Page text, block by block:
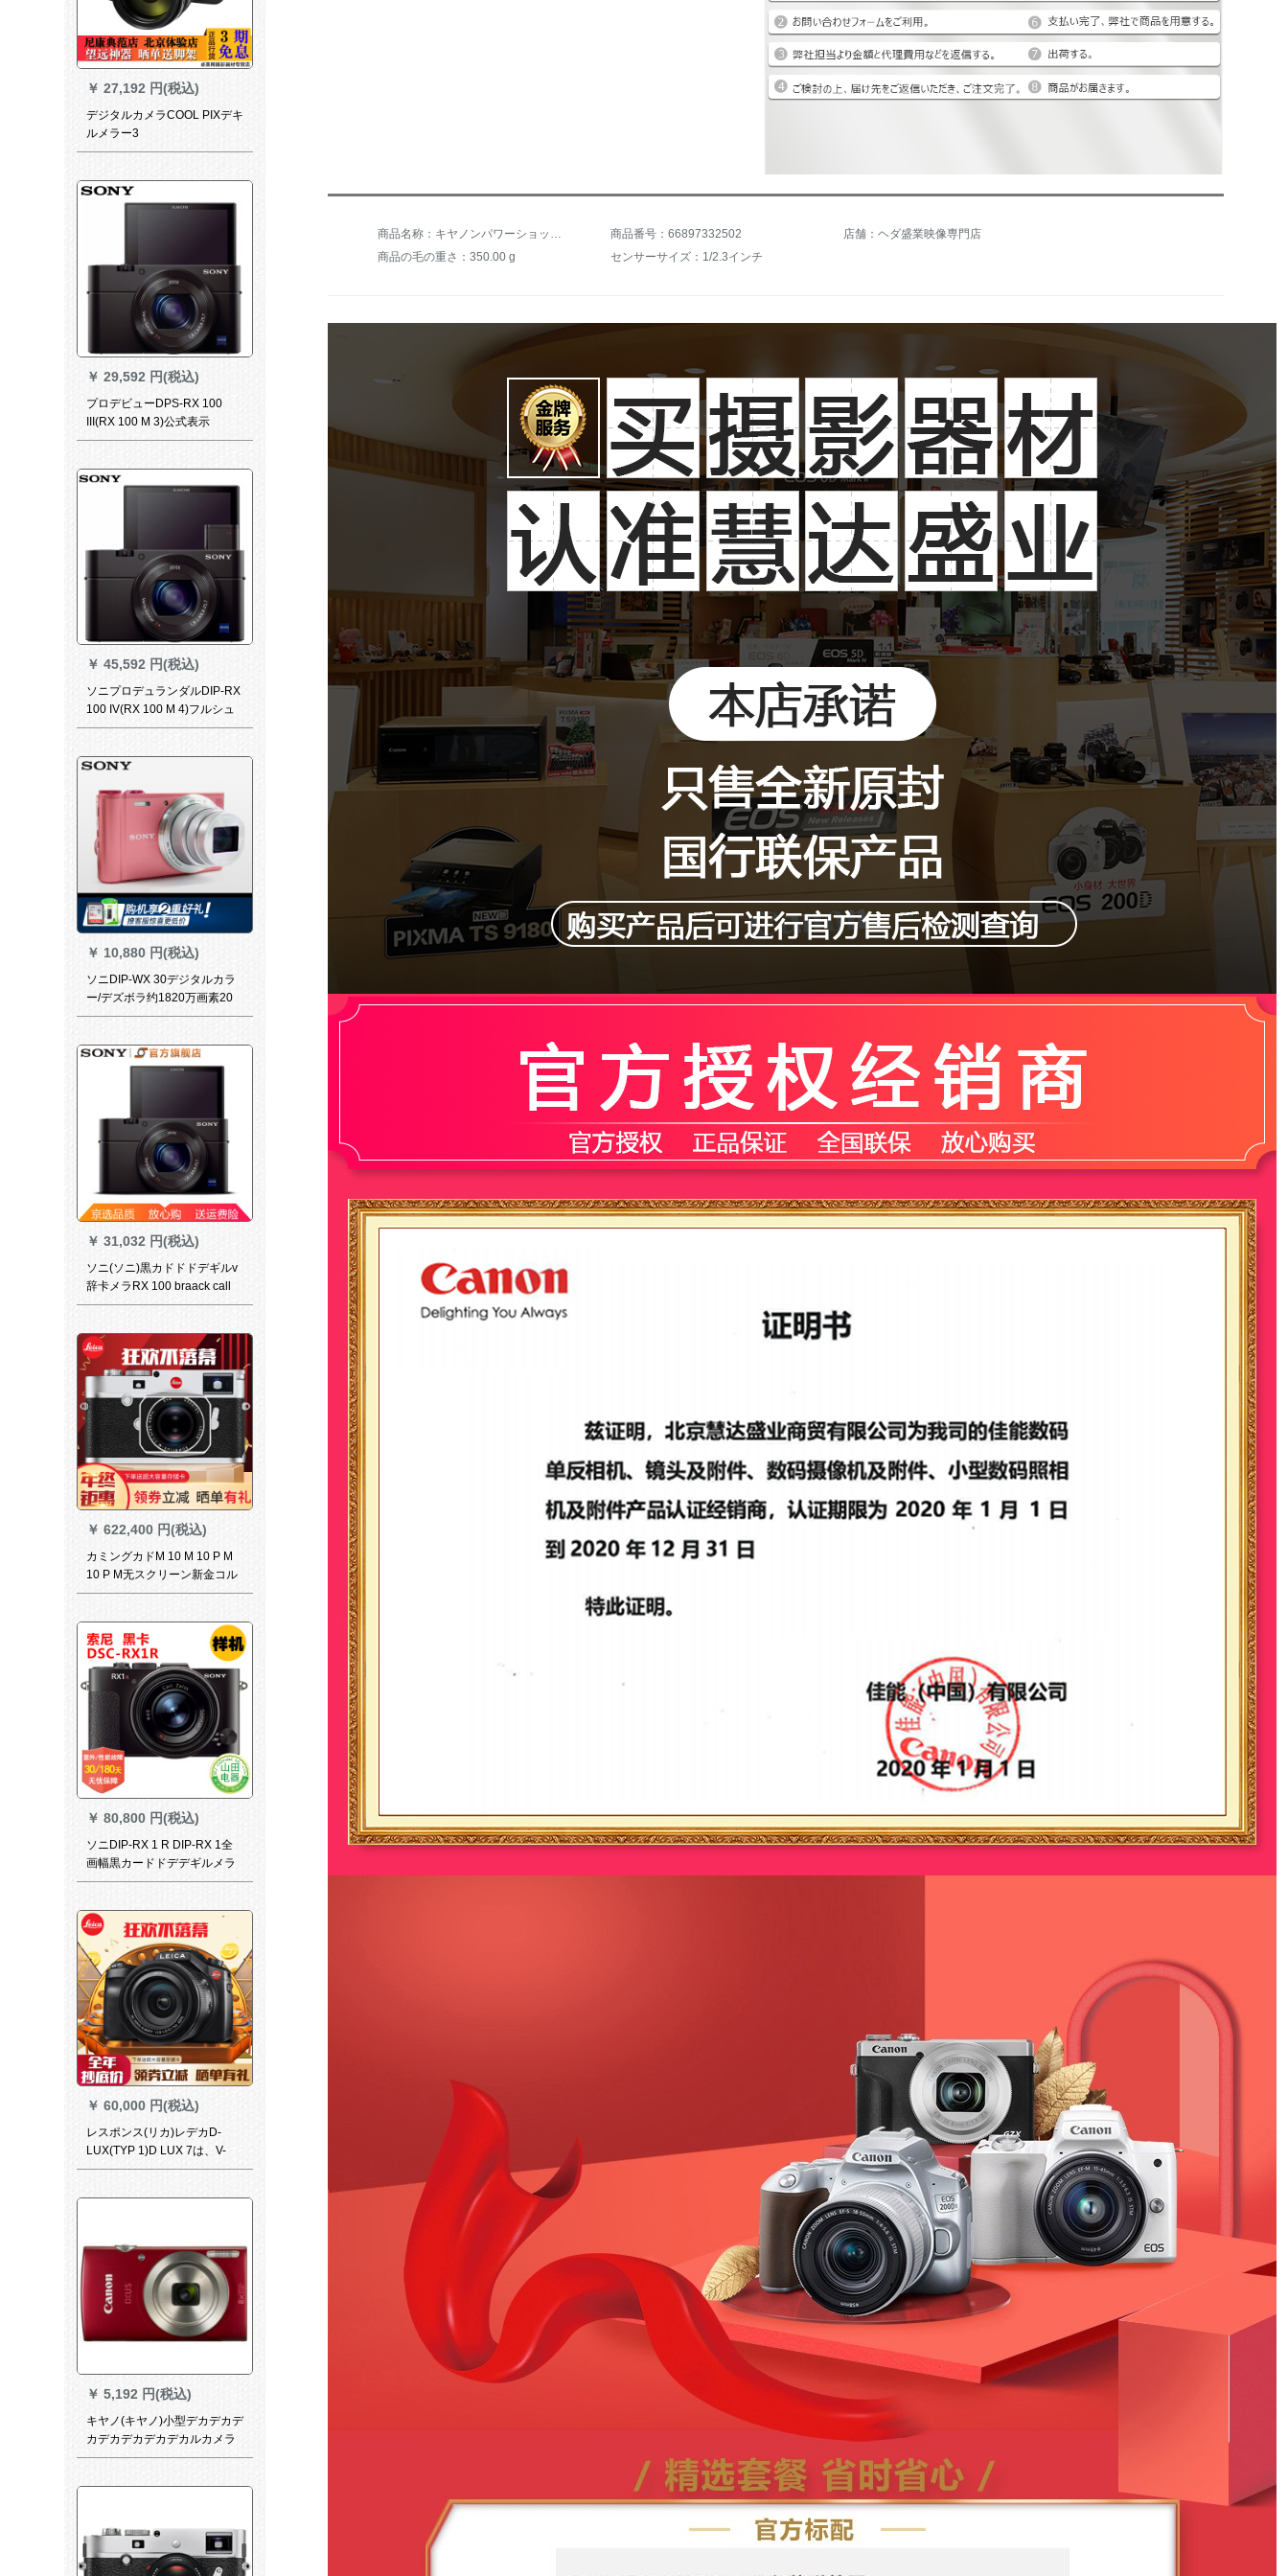
￥ 27,192 円(税込)
デジタルカメラCOOL PIXデキ
ルメラー3
￥ 29,592 円(税込)
プロデビューDPS-RX 100
III(RX 100 M 3)公式表示
￥ 45,592 円(税込)
ソニプロデュランダルDIP-RX
100 IV(RX 100 M 4)フルシュ
ア32 Gカード+ウォームバー
￥ 10,880 円(税込)
ソニDIP-WX 30デジタルカラ
ー/デズボラ约1820万画素20
倍光学ズボラ(公式表示)
￥ 31,032 円(税込)
ソニ(ソニ)黒カドドドデギルv
辞卡メラRX 100 braack call
do sis DIP-RX 100 III(R 100 M
￥ 622,400 円(税込)
カミングカドM 10 M 10 P M
10 P M无スクリーン新金コル
ド全画の専门の横轴デジタル
ー】M 10+35 F/1.4シーベルト
￥ 80,800 円(税込)
ソニDIP-RX 1 R DIP-RX 1全
画幅黒カードドデデギルメラ
モデルソニ-RX 1 Rモデル
￥ 60,000 円(税込)
レスポンス(リカ)レデカD-
LUX(TYP 1)D LUX 7は、V-
LUX黒のコルカドV-LUX
￥ 5,192 円(税込)
キヤノ(キヤノ)小型デカデカデ
カデカデカデカデカルカメラ
2000万画素卡ドラン自分撮り
商品名称：キヤノンパワーショットSX 620 HS長焦点カード機ハイビジョン旅行家庭用デジタルカメラ学生用入門PowerShot SX 620黒セット二 商品番号：66897332502
店舗：ヘダ盛業映像専門店
商品の毛の重さ：350.00 g
センサーサイズ：1/2.3インチ